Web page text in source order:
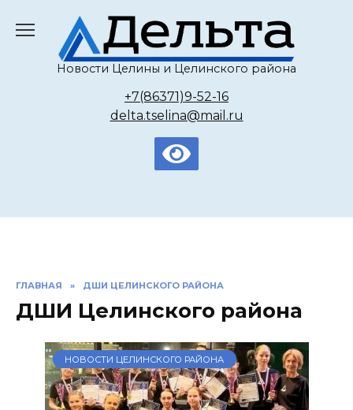
содержанию
Новости Целины и Целинского района
+7(86371)9-52-16
delta.tselina@mail.ru
ГЛАВНАЯ » ДШИ ЦЕЛИНСКОГО РАЙОНА
ДШИ Целинского района
НОВОСТИ ЦЕЛИНСКОГО РАЙОНА